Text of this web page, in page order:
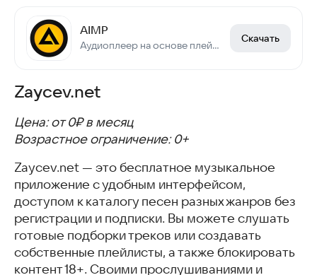
AIMP
Аудиоплеер на основе плейлистов
Скачать
Zaycev.net
Цена: от 0₽ в месяц
Возрастное ограничение: 0+
Zaycev.net — это бесплатное музыкальное
приложение с удобным интерфейсом,
доступом к каталогу песен разных жанров без
регистрации и подписки. Вы можете слушать
готовые подборки треков или создавать
собственные плейлисты, а также блокировать
контент 18+. Своими прослушиваниями и